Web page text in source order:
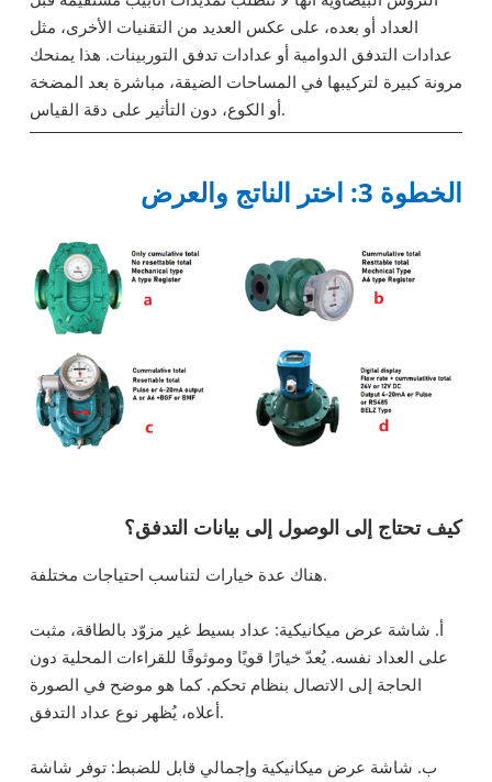
العداد أو بعده، على عكس العديد من التقنيات الأخرى، مثل
عدادات التدفق الدوامية أو عدادات تدفق التوربينات. هذا يمنحك
مرونة كبيرة لتركيبها في المساحات الضيقة، مباشرة بعد المضخة
أو الكوع، دون التأثير على دقة القياس.
الخطوة 3: اختر الناتج والعرض
كيف تحتاج إلى الوصول إلى بيانات التدفق؟
هناك عدة خيارات لتناسب احتياجات مختلفة.
أ. شاشة عرض ميكانيكية: عداد بسيط غير مزوّد بالطاقة، مثبت
على العداد نفسه. يُعدّ خيارًا قويًا وموثوقًا للقراءات المحلية دون
الحاجة إلى الاتصال بنظام تحكم. كما هو موضح في الصورة
أعلاه، يُظهر نوع عداد التدفق.
ب. شاشة عرض ميكانيكية وإجمالي قابل للضبط: توفر شاشة